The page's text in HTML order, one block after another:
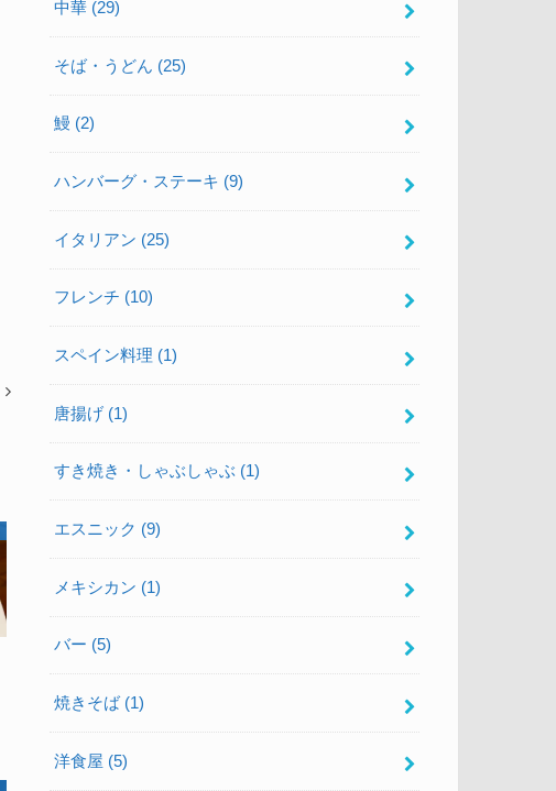
中華 (29)
そば・うどん (25)
鰻 (2)
ハンバーグ・ステーキ (9)
イタリアン (25)
フレンチ (10)
スペイン料理 (1)
唐揚げ (1)
すき焼き・しゃぶしゃぶ (1)
エスニック (9)
メキシカン (1)
バー (5)
焼きそば (1)
洋食屋 (5)